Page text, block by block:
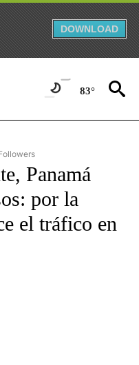
DOWNLOAD
83°
"CNN - SPANISH" TO RECEIVE
Panamá
por la
el tráfico en